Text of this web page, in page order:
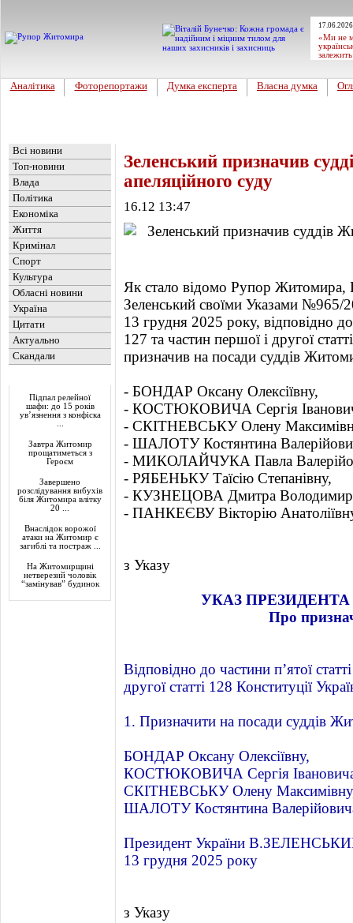
«Ми не
Аналітика Фоторепортажи Думка експерта Власна думка
Всі новини
Топ-новини
Влада
Політика
Економіка
Життя
Кримінал
Спорт
Культура
Обласні новини
Україна
Цитати
Актуально
Скандали
Підпал релейної
шафи: до 15 років
ув’язнення з конфіска
Завтра Житомир
прощатиметься з
Героєм
Завершено
розслідування вибухів
біля Житомира влітку
20 ...
Внаслідок ворожої
атаки на Житомир є
загиблі та постраж ...
На Житомирщині
нетверезий чоловік
“замінував” будинок
Зеленський призначив
апеляційного суду
16.12 13:47
Як стало відомо Рупор Житомира,
Зеленський своїми Указами
13 грудня 2025 року, відповідно до
127 та частин першої і другої
призначив на посади суддів
- БОНДАР Оксану Олексіївну,
- КОСТЮКОВИЧА Сергія
- СКІТНЕВСЬКУ Олену
- ШАЛОТУ Костянтина
- МИКОЛАЙЧУКА Павла
- РЯБЕНЬКУ Таїсію Степанівну,
- КУЗНЕЦОВА Дмитра
- ПАНКЕЄВУ Вікторію
з Указу
УКАЗ ПРЕЗИДЕНТА
Про
Відповідно до частини пʼятої
другої статті 128 Конституції
1. Призначити на посади суддів
БОНДАР Оксану Олексіївну,
КОСТЮКОВИЧА Сергія
СКІТНЕВСЬКУ Олену
ШАЛОТУ Костянтина
Президент України
13 грудня 2025 року
з Указу